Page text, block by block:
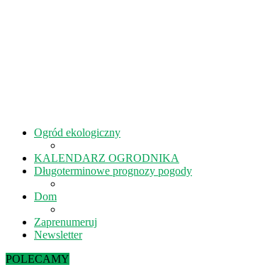
Ogród ekologiczny
KALENDARZ OGRODNIKA
Długoterminowe prognozy pogody
Dom
Zaprenumeruj
Newsletter
POLECAMY